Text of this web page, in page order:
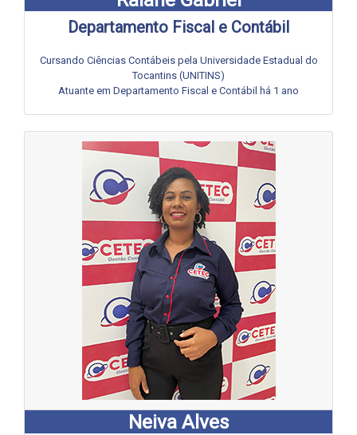
Departamento Fiscal e Contábil
Cursando Ciências Contábeis pela Universidade Estadual do
Tocantins (UNITINS)
Atuante em Departamento Fiscal e Contábil há 1 ano
Neiva Alves